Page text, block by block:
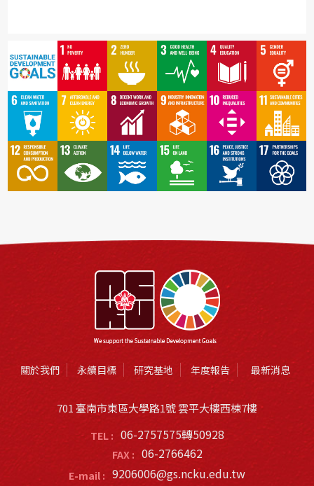
關於我們 永續目標 研究基地 年度報告 最新消息
701 臺南市東區大學路1號 雲平大樓西棟7樓
TEL : 06-2757575轉50928
FAX : 06-2766462
E-mail : 9206006@gs.ncku.edu.tw